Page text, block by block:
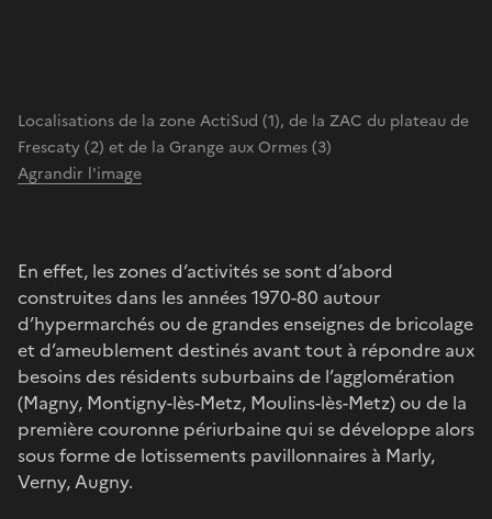
Localisations de la zone ActiSud (1), de la ZAC du plateau de
Frescaty (2) et de la Grange aux Ormes (3)
Agrandir l'image
En effet, les zones d’activités se sont d’abord
construites dans les années 1970-80 autour
d’hypermarchés ou de grandes enseignes de bricolage
et d’ameublement destinés avant tout à répondre aux
besoins des résidents suburbains de l’agglomération
(Magny, Montigny-lès-Metz, Moulins-lès-Metz) ou de la
première couronne périurbaine qui se développe alors
sous forme de lotissements pavillonnaires à Marly,
Verny, Augny.